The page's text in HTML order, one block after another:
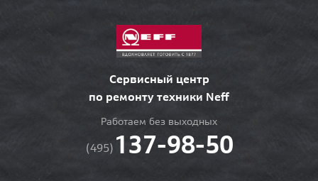
Сервисный центр
по ремонту техники Neff
Работаем без выходных
(495) 137-98-50